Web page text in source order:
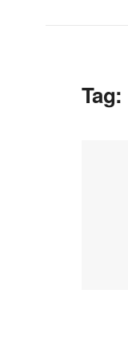
Tag: